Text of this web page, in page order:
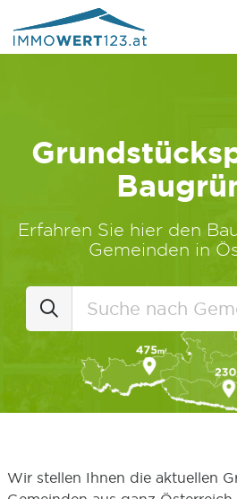
Erfahren Sie hier den
Gemeinden in
Wir stellen Ihnen die aktuellen